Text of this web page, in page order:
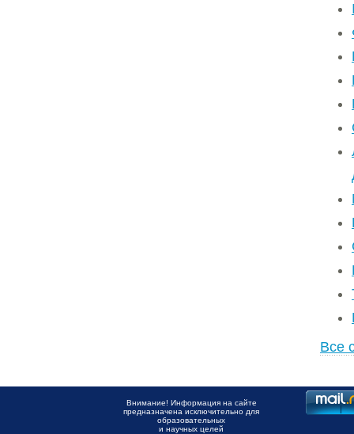
Все
Внимание! Информация на сайте
предназначена исключительно для
образовательных
и научных целей